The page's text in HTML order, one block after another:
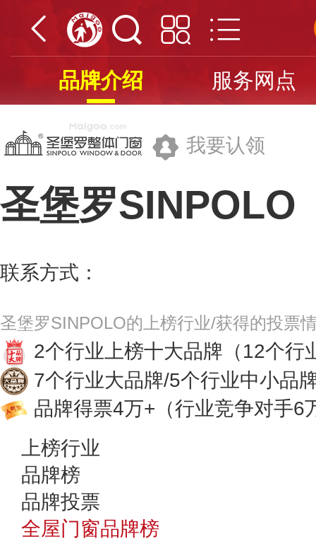
品牌介绍 服务网点
我要认领
圣堡罗SINPOLO
联系方式：
圣堡罗SINPOLO的上榜行业/获得的投票
2个行业上榜十大品牌 （12个行
7个行业大品牌/5个行业中小品
品牌得票4万+ （行业竞争对手6
上榜行业
品牌榜
品牌投票
全屋门窗品牌榜